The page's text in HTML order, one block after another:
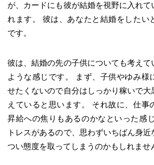
が、カードにも彼が結婚を視野に入れて
れます。 彼は、あなたと結婚をしたい
です。
彼は、結婚の先の子供についても考えて
ような感じです。 まず、子供やゆみ様
せたくないので自分はしっかり稼いで大
えていると思います。 それ故に、仕事
昇給への焦りもあるのかなといった感
トレスがあるので、思わずいちばん身近
つい態度を取ってしまうのかもしれませ